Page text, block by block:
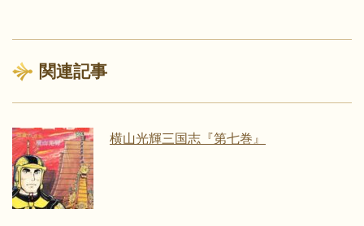
関連記事
横山光輝三国志『第七巻』